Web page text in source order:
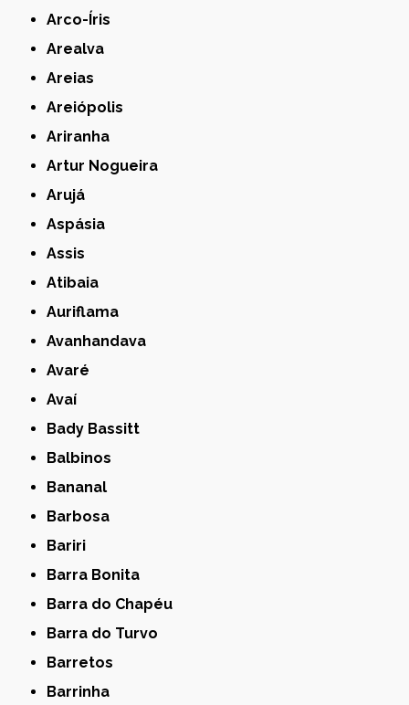
Arco-Íris
Arealva
Areias
Areiópolis
Ariranha
Artur Nogueira
Arujá
Aspásia
Assis
Atibaia
Auriflama
Avanhandava
Avaré
Avaí
Bady Bassitt
Balbinos
Bananal
Barbosa
Bariri
Barra Bonita
Barra do Chapéu
Barra do Turvo
Barretos
Barrinha